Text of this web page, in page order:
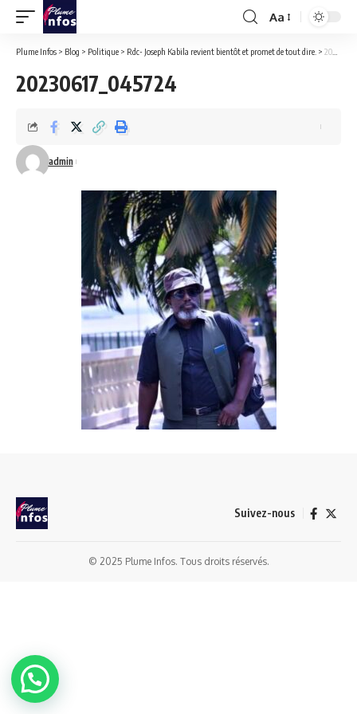
Font
Resizer
Aa
Plume Infos > Blog > Politique > Rdc- Joseph Kabila revient bientôt et promet de tout dire. > 20230617_045724
20230617_045724
admin
Suivez-nous
© 2025 Plume Infos. Tous droits réservés.